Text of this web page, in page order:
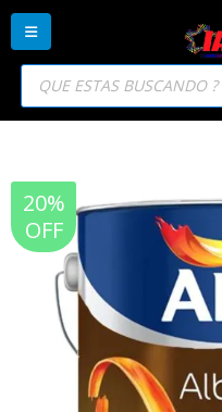
Búsqueda
productos
20%
OFF